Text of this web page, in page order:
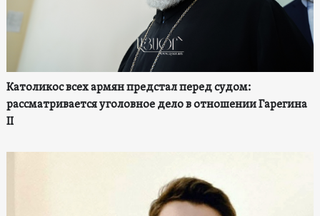
Католикос всех армян предстал перед судом:
рассматривается уголовное дело в отношении Гарегина
II